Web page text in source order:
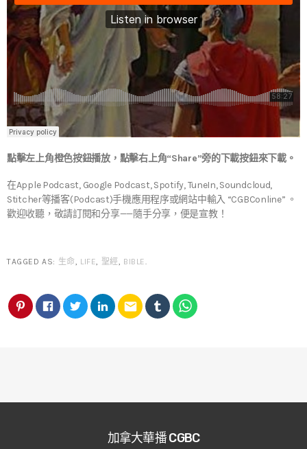
點擊左上角橙色按鈕播放，點擊右上角“Share”旁的下載按鈕來下載。
在Apple Podcast, Google Podcast, Spotify, TuneIn, Soundcloud,
Stitcher等播客(Podcast)手機應用程序或網站中輸入 “CGBConline” 。
歡迎收聽，敬請訂閱和分享——隨手分享，便是宣教！
TAGGED AS: 生命, LIFE, 聖經, BIBLE.
email
加拿大華播 CGBC